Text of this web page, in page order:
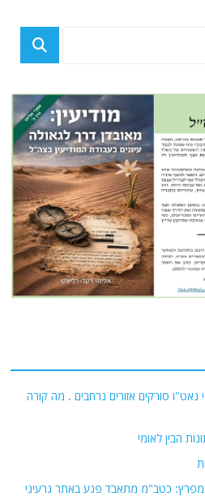
נאט"ו סורקים אזורים נרחבים . מה קורה
הבין לאומי
רק אזהרה!
בטורקיה והוסגר לארה"ב. מה הקשר